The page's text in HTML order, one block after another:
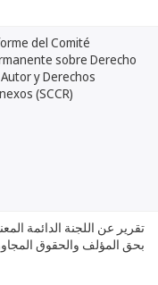
del Comité
sobre Derecho
y Derechos
(SCCR)
تقرير عن اللجنة الدائمة
بحق المؤلف والحقوق